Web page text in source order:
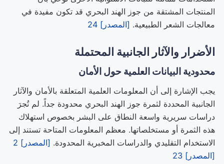
المنتجات المشتقة من جوز الهند البحري قد تكون مفيدة في
معالجات الشعر الطبيعية. [المصدر] 24
الأضرار والآثار الجانبية المحتملة
محدودية البيانات العلمية حول الأمان
يجب الإشارة إلى أن المعلومات العلمية المتعلقة بالأمان والآثار
الجانبية المحددة لثمرة جوز الهند البحري محدودة جداً. لم تُجرَ
دراسات سريرية واسعة النطاق على البشر بخصوص استهلاك
هذه الثمرة أو مستخلصاتها. معظم المعلومات المتاحة تستند إلى
الاستخدام التقليدي والدراسات المخبرية المحدودة. [المصدر] 2
[المصدر] 23